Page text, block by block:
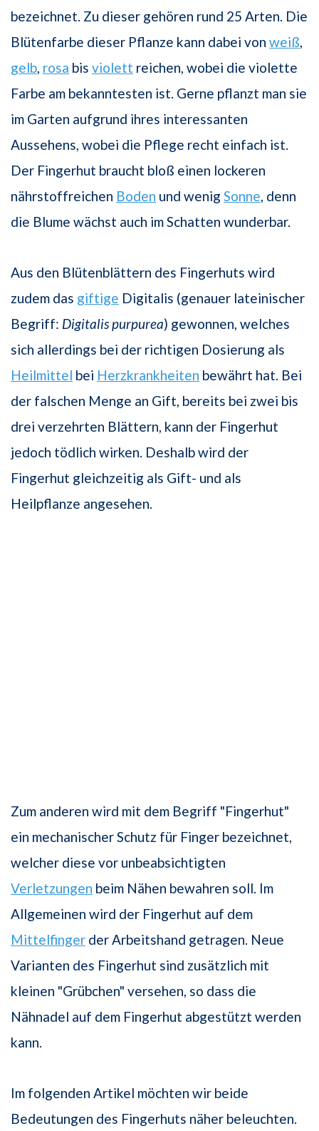
bezeichnet. Zu dieser gehören rund 25 Arten. Die
Blütenfarbe dieser Pflanze kann dabei von weiß
gelb rosa bis violett reichen, wobei die violette
Farbe am bekanntesten ist. Gerne pflanzt man sie
im Garten aufgrund ihres interessanten
Aussehens, wobei die Pflege recht einfach ist.
Der Fingerhut braucht bloß einen lockeren
nährstoffreichen Boden und wenig Sonne , denn
die Blume wächst auch im Schatten wunderbar.
Aus den Blütenblättern des Fingerhuts wird
zudem das giftige Digitalis (genauer lateinischer
Begriff: Digitalis purpurea) gewonnen, welches
sich allerdings bei der richtigen Dosierung als
Heilmittel bei Herzkrankheiten bewährt hat. Bei
der falschen Menge an Gift, bereits bei zwei bis
drei verzehrten Blättern, kann der Fingerhut
jedoch tödlich wirken. Deshalb wird der
Fingerhut gleichzeitig als Gift- und als
Heilpflanze angesehen.
Zum anderen wird mit dem Begriff "Fingerhut"
ein mechanischer Schutz für Finger bezeichnet,
welcher diese vor unbeabsichtigten
Verletzungen beim Nähen bewahren soll. Im
Allgemeinen wird der Fingerhut auf dem
Mittelfinger der Arbeitshand getragen. Neue
Varianten des Fingerhut sind zusätzlich mit
kleinen "Grübchen" versehen, so dass die
Nähnadel auf dem Fingerhut abgestützt werden
kann.
Im folgenden Artikel möchten wir beide
Bedeutungen des Fingerhuts näher beleuchten.